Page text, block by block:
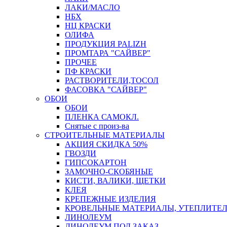
ЛАКИ/МАСЛО
НБХ
НЦ КРАСКИ
ОЛИФА
ПРОДУКЦИЯ PALIZH
ПРОМТАРА "САЙВЕР"
ПРОЧЕЕ
ПФ КРАСКИ
РАСТВОРИТЕЛИ,ТОСОЛ
ФАСОВКА "САЙВЕР"
ОБОИ
ОБОИ
ПЛЕНКА САМОКЛ.
Снятые с произ-ва
СТРОИТЕЛЬНЫЕ МАТЕРИАЛЫ
АКЦИЯ СКИДКА 50%
ГВОЗДИ
ГИПСОКАРТОН
ЗАМОЧНО-СКОБЯНЫЕ
КИСТИ, ВАЛИКИ, ЩЕТКИ
КЛЕЯ
КРЕПЕЖНЫЕ ИЗДЕЛИЯ
КРОВЕЛЬНЫЕ МАТЕРИАЛЫ,
ЛИНОЛЕУМ